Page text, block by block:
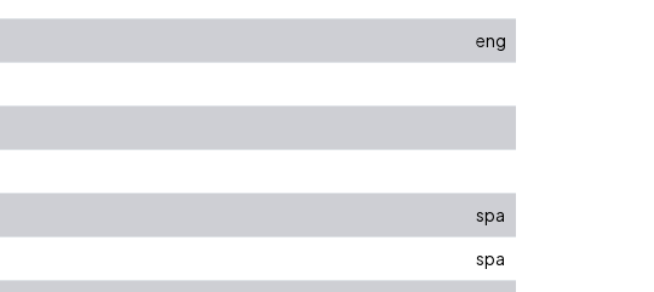
eng
spa
spa